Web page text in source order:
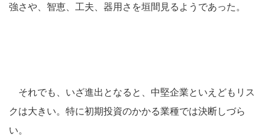
強さや、智恵、工夫、器用さを垣間見るようであった。
それでも、いざ進出となると、中堅企業といえどもリス
クは大きい。特に初期投資のかかる業種では決断しづら
い。